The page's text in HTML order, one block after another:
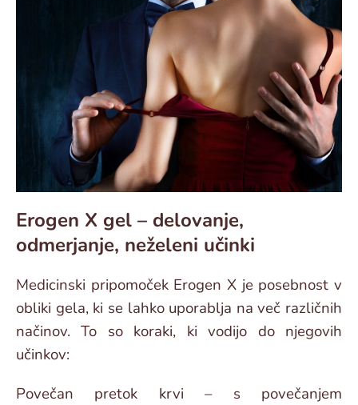
Erogen X gel – delovanje,
odmerjanje, neželeni učinki
Medicinski pripomoček Erogen X je posebnost v
obliki gela, ki se lahko uporablja na več različnih
načinov. To so koraki, ki vodijo do njegovih
učinkov:
Povečan pretok krvi – s povečanjem